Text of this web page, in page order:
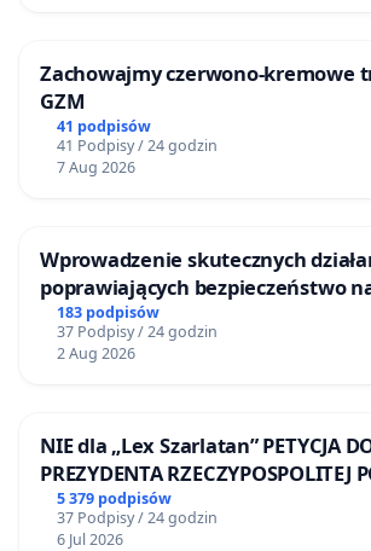
Zachowajmy czerwono-kremowe
GZM
41 podpisów
41 Podpisy / 24 godzin
7 Aug 2026
Wprowadzenie skutecznych
poprawiających bezpieczeństwo
Żeromskiego w Otwocku
183 podpisów
37 Podpisy / 24 godzin
2 Aug 2026
NIE dla „Lex Szarlatan” PETYCJA
PREZYDENTA RZECZYPOSPOLITEJ
5 379 podpisów
37 Podpisy / 24 godzin
6 Jul 2026